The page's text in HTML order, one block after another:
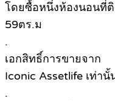
โดยซื้อหนึ่งห้องนอนที่
59ตร.ม
.
เอกสิทธิ์การขายจาก
Iconic Assetlife เท่านั้
.